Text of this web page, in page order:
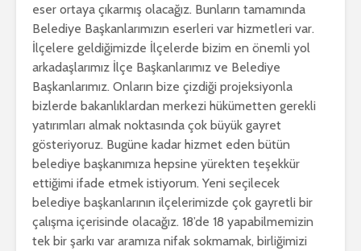
eser ortaya çıkarmış olacağız. Bunların tamamında
Belediye Başkanlarımızın eserleri var hizmetleri var.
İlçelere geldiğimizde İlçelerde bizim en önemli yol
arkadaşlarımız İlçe Başkanlarımız ve Belediye
Başkanlarımız. Onların bize çizdiği projeksiyonla
bizlerde bakanlıklardan merkezi hükümetten gerekli
yatırımları almak noktasında çok büyük gayret
gösteriyoruz. Bugüne kadar hizmet eden bütün
belediye başkanımıza hepsine yürekten teşekkür
ettiğimi ifade etmek istiyorum. Yeni seçilecek
belediye başkanlarının ilçelerimizde çok gayretli bir
çalışma içerisinde olacağız. 18’de 18 yapabilmemizin
tek bir şarkı var aramıza nifak sokmamak, birliğimizi